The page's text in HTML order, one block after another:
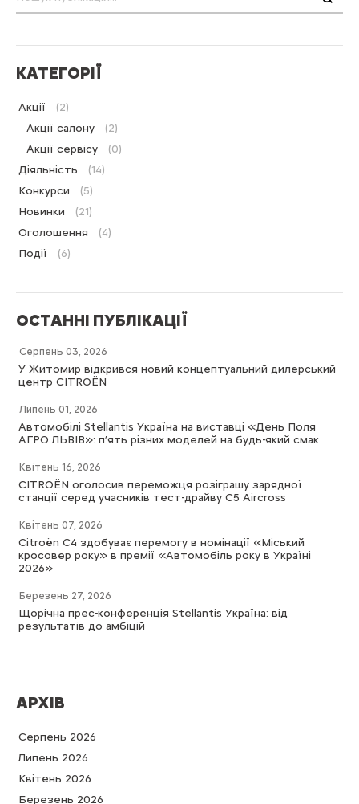
КАТЕГОРІЇ
Акції
(2)
Акції салону
(2)
Акції сервісу
(0)
Діяльність
(14)
Конкурси
(5)
Новинки
(21)
Оголошення
(4)
Події
(6)
ОСТАННІ ПУБЛІКАЦІЇ
Серпень 03, 2026
У Житомир відкрився новий концептуальний дилерський
центр CITROËN
Липень 01, 2026
Автомобілі Stellantis Україна на виставці «День Поля
АГРО ЛЬВІВ»: п’ять різних моделей на будь-який смак
Квітень 16, 2026
CITROËN оголосив переможця розіграшу зарядної
станції серед учасників тест-драйву C5 Aircross
Квітень 07, 2026
Citroën C4 здобуває перемогу в номінації «Міський
кросовер року» в премії «Автомобіль року в Україні
2026»
Березень 27, 2026
Щорічна прес-конференція Stellantis Україна: від
результатів до амбіцій
АРХІВ
Серпень 2026
Липень 2026
Квітень 2026
Березень 2026